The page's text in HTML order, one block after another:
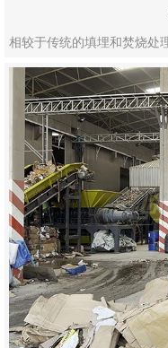
相较于传统的填埋和焚烧处